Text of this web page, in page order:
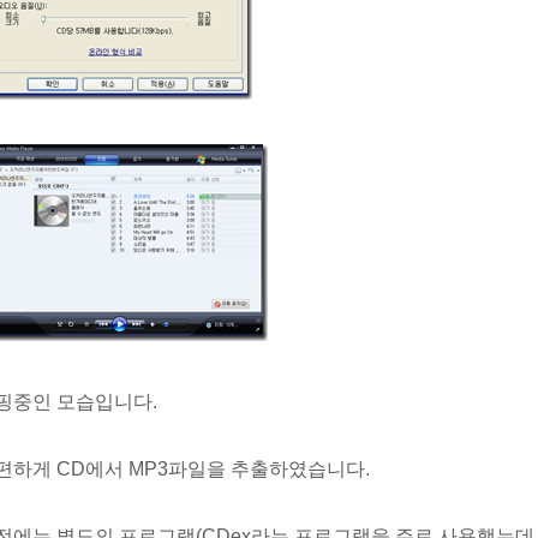
중인 모습입니다.
하게 CD에서 MP3파일을 추출하였습니다.